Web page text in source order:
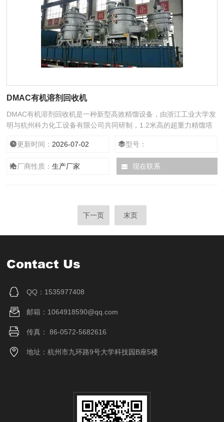
DMAC有机溶剂回收机
DMAC有机溶剂回收机是一种新型高效精馏设备，由浙江工业大学发
明与杭州科力化工设备有限公司共同研制，1.2米高的超重力精馏塔
破。自2004年起已工业化应用600余套。
更新时间： 2026-07-02 型号：
厂商性质：生产厂家 现在联系
下一页 末页
Contact Us
QQ：1535977408
邮箱：1064918590@qq.com
传真： 86-0572-5682616
地址：杭州市九环路9号大学科技园B座5楼